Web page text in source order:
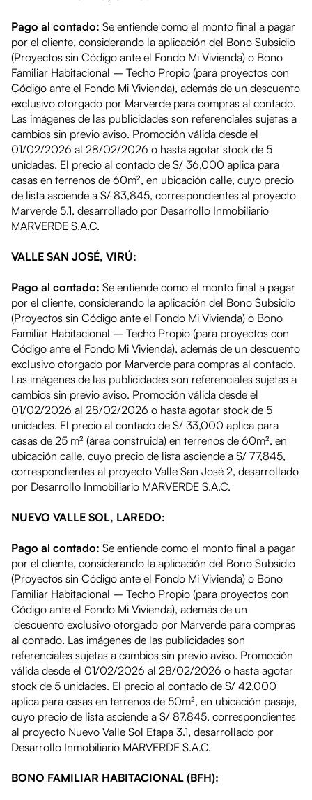
Pago al contado: Se entiende como el monto final a pagar
por el cliente, considerando la aplicación del Bono Subsidio
(Proyectos sin Código ante el Fondo Mi Vivienda) o Bono
Familiar Habitacional – Techo Propio (para proyectos con
Código ante el Fondo Mi Vivienda), además de un descuento
exclusivo otorgado por Marverde para compras al contado.
Las imágenes de las publicidades son referenciales sujetas a
cambios sin previo aviso. Promoción válida desde el
01/02/2026 al 28/02/2026 o hasta agotar stock de 5
unidades. El precio al contado de S/ 36,000 aplica para
casas en terrenos de 60m², en ubicación calle, cuyo precio
de lista asciende a S/ 83,845, correspondientes al proyecto
Marverde 5.1, desarrollado por Desarrollo Inmobiliario
MARVERDE S.A.C.
VALLE SAN JOSÉ, VIRÚ:
Pago al contado: Se entiende como el monto final a pagar
por el cliente, considerando la aplicación del Bono Subsidio
(Proyectos sin Código ante el Fondo Mi Vivienda) o Bono
Familiar Habitacional – Techo Propio (para proyectos con
Código ante el Fondo Mi Vivienda), además de un descuento
exclusivo otorgado por Marverde para compras al contado.
Las imágenes de las publicidades son referenciales sujetas a
cambios sin previo aviso. Promoción válida desde el
01/02/2026 al 28/02/2026 o hasta agotar stock de 5
unidades. El precio al contado de S/ 33,000 aplica para
casas de 25 m² (área construida) en terrenos de 60m², en
ubicación calle, cuyo precio de lista asciende a S/ 77,845,
correspondientes al proyecto Valle San José 2, desarrollado
por Desarrollo Inmobiliario MARVERDE S.A.C.
NUEVO VALLE SOL, LAREDO:
Pago al contado: Se entiende como el monto final a pagar
por el cliente, considerando la aplicación del Bono Subsidio
(Proyectos sin Código ante el Fondo Mi Vivienda) o Bono
Familiar Habitacional – Techo Propio (para proyectos con
Código ante el Fondo Mi Vivienda), además de un
descuento exclusivo otorgado por Marverde para compras
al contado. Las imágenes de las publicidades son
referenciales sujetas a cambios sin previo aviso. Promoción
válida desde el 01/02/2026 al 28/02/2026 o hasta agotar
stock de 5 unidades. El precio al contado de S/ 42,000
aplica para casas en terrenos de 50m², en ubicación pasaje,
cuyo precio de lista asciende a S/ 87,845, correspondientes
al proyecto Nuevo Valle Sol Etapa 3.1, desarrollado por
Desarrollo Inmobiliario MARVERDE S.A.C.
BONO FAMILIAR HABITACIONAL (BFH):